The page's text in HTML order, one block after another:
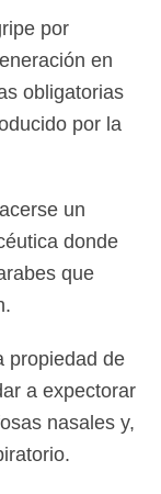
por
en
obligatorias
por la
un
donde
que
propiedad de
a expectorar
nasales y,